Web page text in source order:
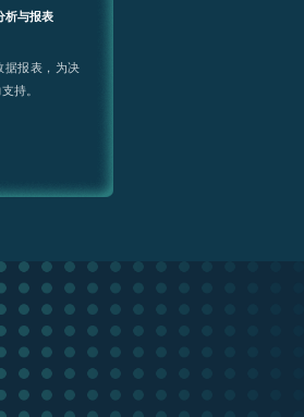
析与报表
据报表，为决
持。